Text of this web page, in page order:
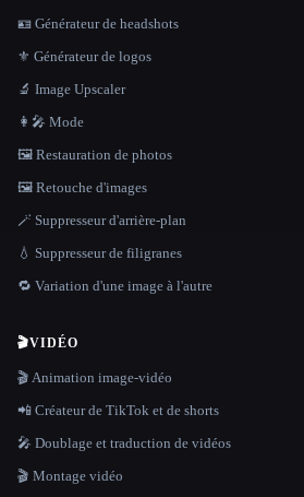
🪪 Générateur de headshots
⚜️ Générateur de logos
🔬 Image Upscaler
👩‍🎤 Mode
🖼️ Restauration de photos
🖼️ Retouche d'images
🪄 Suppresseur d'arrière-plan
💧 Suppresseur de filigranes
🔁 Variation d'une image à l'autre
🎬VIDÉO
🎬 Animation image-vidéo
📲 Créateur de TikTok et de shorts
🎤 Doublage et traduction de vidéos
🎬 Montage vidéo